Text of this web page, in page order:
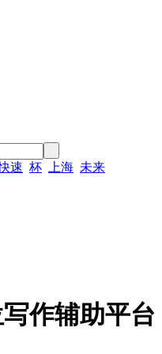
速 杯 上海 未来
作辅助平